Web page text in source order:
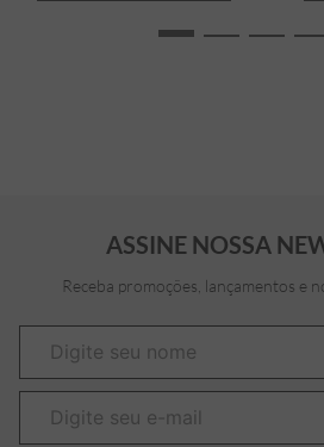
ASSINE NOSSA
Receba promoções, lançamentos e